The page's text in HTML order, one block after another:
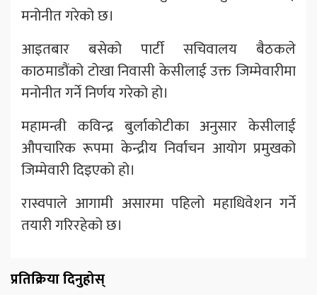
मनोनीत गरेको छ।
आइतबार बसेको पार्टी सचिवालय बैठकले
काठमाडौंको टोखा निवासी केसीलाई उक्त जिम्मेवारीमा
मनोनीत गर्ने निर्णय गरेको हो।
महामन्त्री कविन्द्र बुर्लाकोटीका अनुसार केसीलाई
औपचारिक रूपमा केन्द्रीय निर्वाचन आयोग प्रमुखको
जिम्मेवारी दिइएको हो।
रास्वपाले आगामी असारमा पहिलो महाधिवेशन गर्ने
तयारी गरिरहेको छ।
प्रतिक्रिया दिनुहोस्